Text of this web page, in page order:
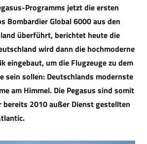
Programms jetzt die ersten
Bombardier Global 6000 aus den
überführt, berichtet heute die
wird dann die hochmoderne
eingebaut, um die Flugzeuge zu dem
sein sollen: Deutschlands modernste
am Himmel. Die Pegasus sind somit
bereits 2010 außer Dienst gestellten